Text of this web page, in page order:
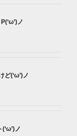
ノ
ど(‘ω’)ノ
ノ